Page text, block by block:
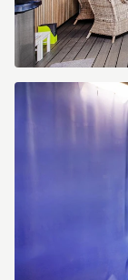
Kranbryggargatan